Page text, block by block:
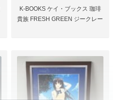
K-BOOKS ケイ・ブックス 珈琲
貴族 FRESH GREEN ジークレー